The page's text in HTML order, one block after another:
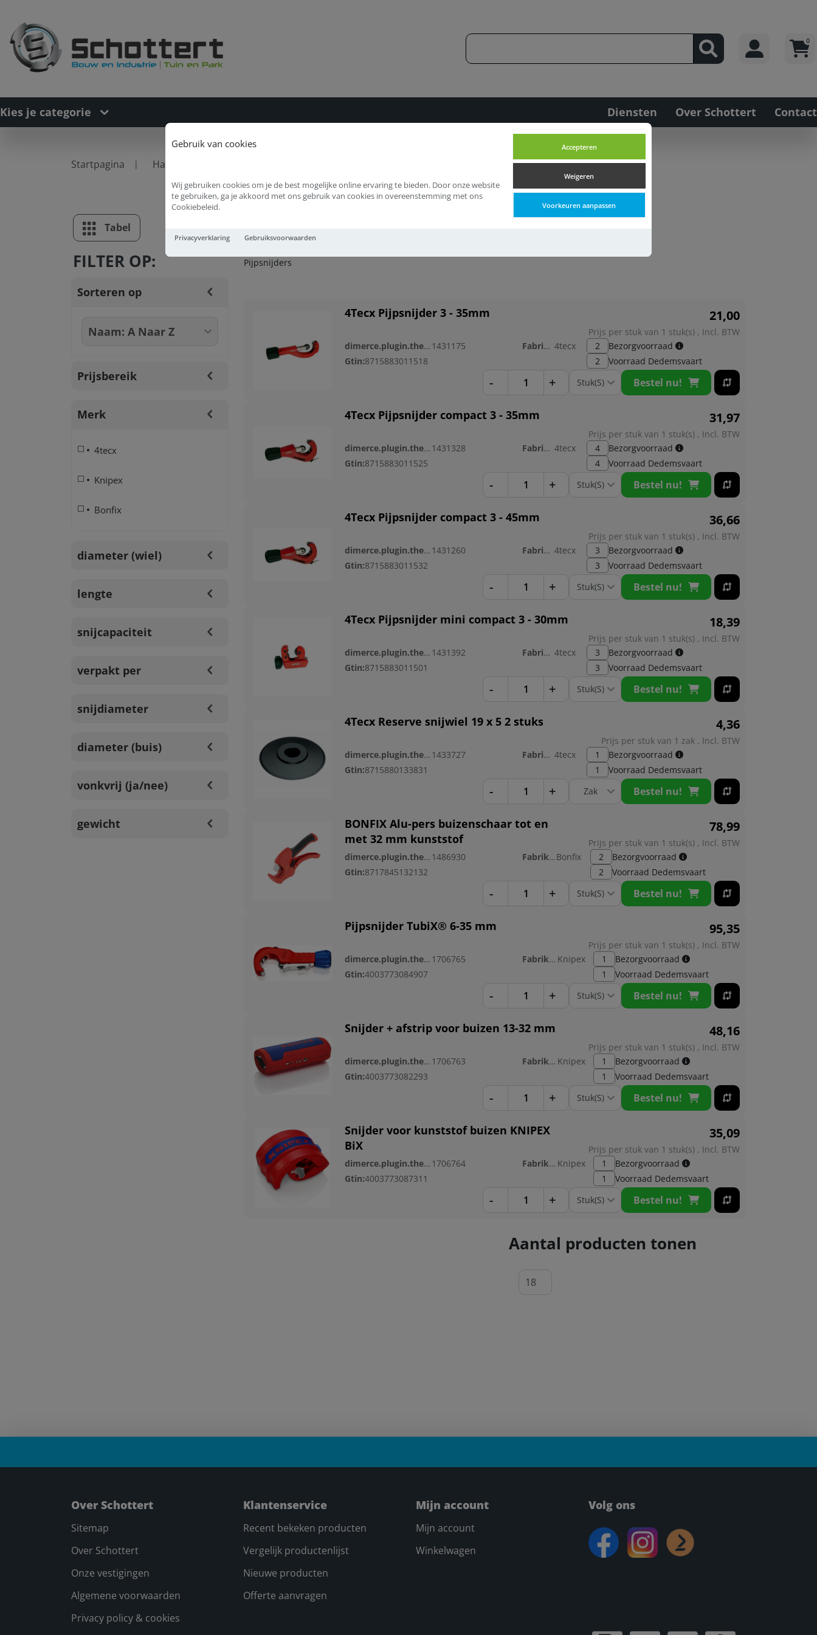
Gebruik van cookies
Wij gebruiken cookies om je de best mogelijke online ervaring te bieden. Door onze website
te gebruiken, ga je akkoord met ons gebruik van cookies in overeenstemming met ons
Cookiebeleid.
Accepteren
Weigeren
Voorkeuren aanpassen
Privacyverklaring Gebruiksvoorwaarden
0
Kies je categorie Diensten Over Schottert Contact
Startpagina Handgereedschappen
Tabel Lijst
FILTER OP:
Sorteren op
Prijsbereik
Merk
4tecx
Knipex
Bonfix
diameter (wiel)
lengte
snijcapaciteit
verpakt per
snijdiameter
diameter (buis)
vonkvrij (ja/nee)
gewicht
Pijpsnijders
Pijpsnijders
4Tecx Pijpsnijder 3 - 35mm 21,00
Prijs per stuk van 1 stuk(s) , Incl. BTW
dimerce.plugin.theme.productnr: 1431175 Fabrikant: 4tecx
Gtin:8715883011518
2
Bezorgvoorraad
2
Voorraad Dedemsvaart
- + Bestel nu!
4Tecx Pijpsnijder compact 3 - 35mm 31,97
Prijs per stuk van 1 stuk(s) , Incl. BTW
dimerce.plugin.theme.productnr: 1431328 Fabrikant: 4tecx
Gtin:8715883011525
4
Bezorgvoorraad
4
Voorraad Dedemsvaart
- + Bestel nu!
4Tecx Pijpsnijder compact 3 - 45mm 36,66
Prijs per stuk van 1 stuk(s) , Incl. BTW
dimerce.plugin.theme.productnr: 1431260 Fabrikant: 4tecx
Gtin:8715883011532
3
Bezorgvoorraad
3
Voorraad Dedemsvaart
- + Bestel nu!
4Tecx Pijpsnijder mini compact 3 - 30mm 18,39
Prijs per stuk van 1 stuk(s) , Incl. BTW
dimerce.plugin.theme.productnr: 1431392 Fabrikant: 4tecx
Gtin:8715883011501
3
Bezorgvoorraad
3
Voorraad Dedemsvaart
- + Bestel nu!
4Tecx Reserve snijwiel 19 x 5 2 stuks 4,36
Prijs per stuk van 1 zak , Incl. BTW
dimerce.plugin.theme.productnr: 1433727 Fabrikant: 4tecx
Gtin:8715880133831
1
Bezorgvoorraad
1
Voorraad Dedemsvaart
- + Bestel nu!
BONFIX Alu-pers buizenschaar tot en
met 32 mm kunststof
78,99
Prijs per stuk van 1 stuk(s) , Incl. BTW
dimerce.plugin.theme.productnr: 1486930 Fabrikant:Bonfix
Gtin:8717845132132
2
Bezorgvoorraad
2
Voorraad Dedemsvaart
- + Bestel nu!
Pijpsnijder TubiX® 6-35 mm 95,35
Prijs per stuk van 1 stuk(s) , Incl. BTW
dimerce.plugin.theme.productnr: 1706765 Fabrikant: Knipex
Gtin:4003773084907
1
Bezorgvoorraad
1
Voorraad Dedemsvaart
- + Bestel nu!
Snijder + afstrip voor buizen 13-32 mm 48,16
Prijs per stuk van 1 stuk(s) , Incl. BTW
dimerce.plugin.theme.productnr: 1706763 Fabrikant: Knipex
Gtin:4003773082293
1
Bezorgvoorraad
1
Voorraad Dedemsvaart
- + Bestel nu!
Snijder voor kunststof buizen KNIPEX
BiX
35,09
Prijs per stuk van 1 stuk(s) , Incl. BTW
dimerce.plugin.theme.productnr: 1706764 Fabrikant: Knipex
Gtin:4003773087311
1
Bezorgvoorraad
1
Voorraad Dedemsvaart
- + Bestel nu!
Aantal producten tonen
Over Schottert
Sitemap
Over Schottert
Onze vestigingen
Algemene voorwaarden
Privacy policy & cookies
Klantenservice
Recent bekeken producten
Vergelijk productenlijst
Nieuwe producten
Offerte aanvragen
Mijn account
Mijn account
Winkelwagen
Volg ons